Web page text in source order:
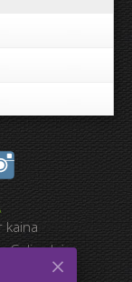
kaina
Galimybės